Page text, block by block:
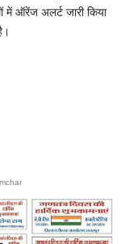
में ऑरेंज अलर्ट जारी किया